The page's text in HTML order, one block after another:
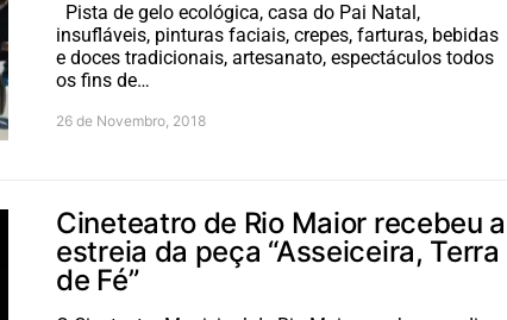
Pista de gelo ecológica, casa do Pai Natal,
insufláveis, pinturas faciais, crepes, farturas, bebidas
e doces tradicionais, artesanato, espectáculos todos
os fins de…
26 de Novembro, 2018
Cineteatro de Rio Maior recebeu a
estreia da peça “Asseiceira, Terra
de Fé”